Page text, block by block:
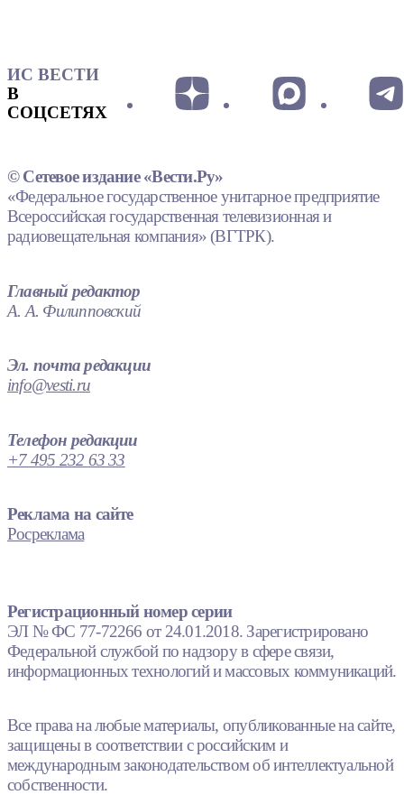
ИС ВЕСТИ
В
СОЦСЕТЯХ
© Сетевое издание «Вести.Ру»
«Федеральное государственное унитарное предприятие
Всероссийская государственная телевизионная и
радиовещательная компания» (ВГТРК).
Главный редактор
А. А. Филипповский
Эл. почта редакции
info@vesti.ru
Телефон редакции
+7 495 232 63 33
Реклама на сайте
Росреклама
Регистрационный номер серии
ЭЛ № ФС 77-72266 от 24.01.2018. Зарегистрировано
Федеральной службой по надзору в сфере связи,
информационных технологий и массовых коммуникаций.
Все права на любые материалы, опубликованные на сайте,
защищены в соответствии с российским и
международным законодательством об интеллектуальной
собственности.